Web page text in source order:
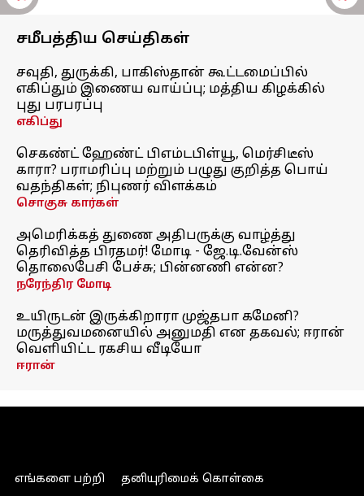
சமீபத்திய செய்திகள்
சவுதி, துருக்கி, பாகிஸ்தான் கூட்டமைப்பில்
எகிப்தும் இணைய வாய்ப்பு; மத்திய கிழக்கில்
புது பரபரப்பு
எகிப்து
செகண்ட் ஹேண்ட் பிஎம்டபிள்யூ, மெர்சிடீஸ்
காரா? பராமரிப்பு மற்றும் பழுது குறித்த பொய்
வதந்திகள்; நிபுணர் விளக்கம்
சொகுசு கார்கள்
அமெரிக்கத் துணை அதிபருக்கு வாழ்த்து
தெரிவித்த பிரதமர்! மோடி - ஜே.டி.வேன்ஸ்
தொலைபேசி பேச்சு; பின்னணி என்ன?
நரேந்திர மோடி
உயிருடன் இருக்கிறாரா முஜ்தபா கமேனி?
மருத்துவமனையில் அனுமதி என தகவல்; ஈரான்
வெளியிட்ட ரகசிய வீடியோ
ஈரான்
எங்களை பற்றி தனியுரிமைக் கொள்கை